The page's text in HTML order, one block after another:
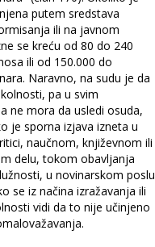
putem sredstava
ili na javnom
se kreću od 80 do 240
ili od 150.000 do
Naravno, na sudu je da
pa u svim
ne mora da usledi osuda,
je sporna izjava izneta u
naučnom, književnom ili
delu, tokom obavljanja
u novinarskom poslu
se iz načina izražavanja ili
vidi da to nije učinjeno